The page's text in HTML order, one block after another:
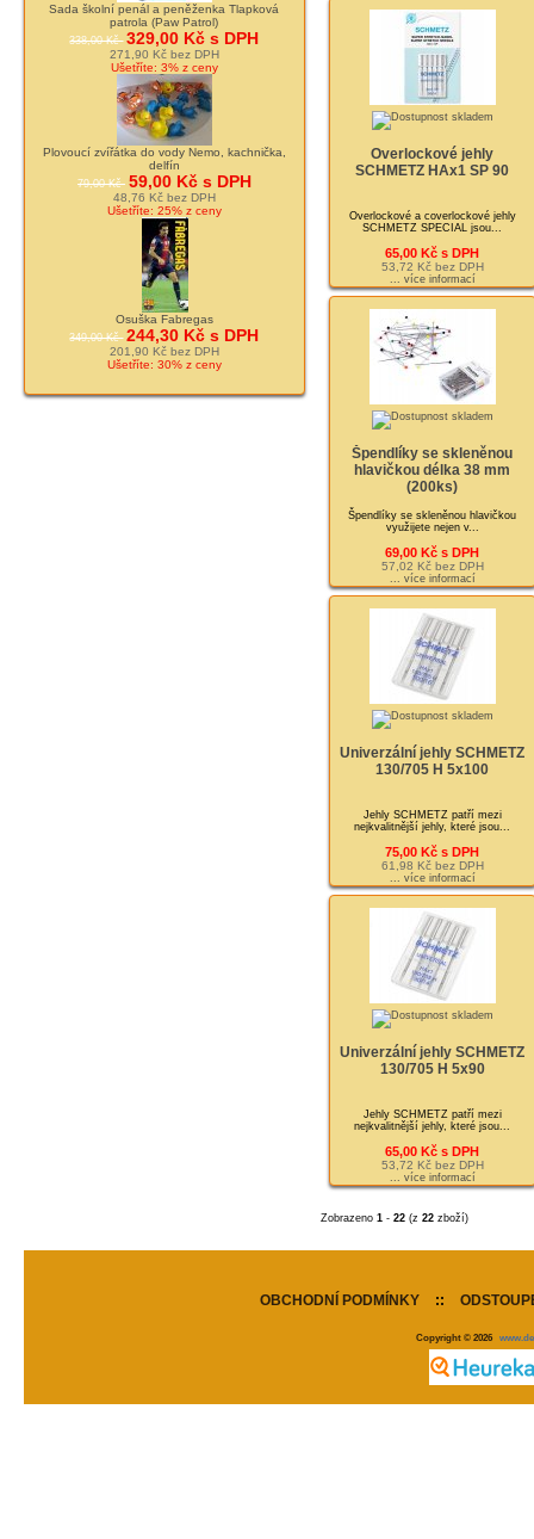
Sada školní penál a peněženka Tlapková
patrola (Paw Patrol)
338,00 Kč 329,00 Kč s DPH
271,90 Kč bez DPH
Ušetříte: 3% z ceny
Plovoucí zvířátka do vody Nemo, kachnička,
delfín
79,00 Kč 59,00 Kč s DPH
48,76 Kč bez DPH
Ušetříte: 25% z ceny
Osuška Fabregas
349,00 Kč 244,30 Kč s DPH
201,90 Kč bez DPH
Ušetříte: 30% z ceny
Overlockové jehly
SCHMETZ HAx1 SP 90
Overlockové a coverlockové jehly
SCHMETZ SPECIAL jsou...
65,00 Kč s DPH
53,72 Kč bez DPH
... více informací
Špendlíky se skleněnou
hlavičkou délka 38 mm
(200ks)
Špendlíky se skleněnou hlavičkou
využijete nejen v...
69,00 Kč s DPH
57,02 Kč bez DPH
... více informací
Univerzální jehly SCHMETZ
130/705 H 5x100
Jehly SCHMETZ patří mezi
nejkvalitnější jehly, které jsou...
75,00 Kč s DPH
61,98 Kč bez DPH
... více informací
Univerzální jehly SCHMETZ
130/705 H 5x90
Jehly SCHMETZ patří mezi
nejkvalitnější jehly, které jsou...
65,00 Kč s DPH
53,72 Kč bez DPH
... více informací
Zobrazeno 1 - 22(z 22zboží)
OBCHODNÍ PODMÍNKY ::
Copyright © 2026